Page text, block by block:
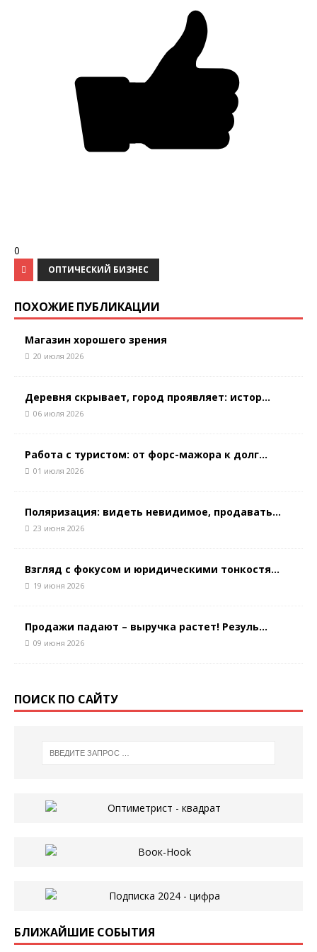
0
ОПТИЧЕСКИЙ БИЗНЕС
ПОХОЖИЕ ПУБЛИКАЦИИ
Магазин хорошего зрения
20 июля 2026
Деревня скрывает, город проявляет: истор...
06 июля 2026
Работа с туристом: от форс-мажора к долг...
01 июля 2026
Поляризация: видеть невидимое, продавать...
23 июня 2026
Взгляд с фокусом и юридическими тонкостя...
19 июня 2026
Продажи падают – выручка растет! Резуль...
09 июня 2026
ПОИСК ПО САЙТУ
БЛИЖАЙШИЕ СОБЫТИЯ